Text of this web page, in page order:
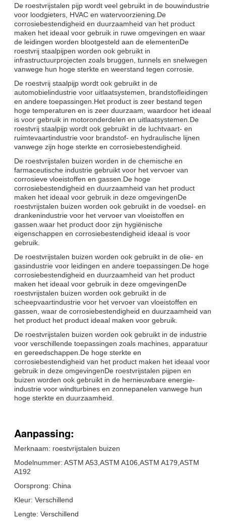
De roestvrijstalen pijp wordt veel gebruikt in de bouwindustrie
voor loodgieters, HVAC en watervoorziening.De
corrosiebestendigheid en duurzaamheid van het product
maken het ideaal voor gebruik in ruwe omgevingen en waar
de leidingen worden blootgesteld aan de elementenDe
roestvrij staalpijpen worden ook gebruikt in
infrastructuurprojecten zoals bruggen, tunnels en snelwegen
vanwege hun hoge sterkte en weerstand tegen corrosie.
De roestvrij staalpijp wordt ook gebruikt in de
automobielindustrie voor uitlaatsystemen, brandstofleidingen
en andere toepassingen.Het product is zeer bestand tegen
hoge temperaturen en is zeer duurzaam, waardoor het ideaal
is voor gebruik in motoronderdelen en uitlaatsystemen.De
roestvrij staalpijp wordt ook gebruikt in de luchtvaart- en
ruimtevaartindustrie voor brandstof- en hydraulische lijnen
vanwege zijn hoge sterkte en corrosiebestendigheid.
De roestvrijstalen buizen worden in de chemische en
farmaceutische industrie gebruikt voor het vervoer van
corrosieve vloeistoffen en gassen.De hoge
corrosiebestendigheid en duurzaamheid van het product
maken het ideaal voor gebruik in deze omgevingenDe
roestvrijstalen buizen worden ook gebruikt in de voedsel- en
drankenindustrie voor het vervoer van vloeistoffen en
gassen.waar het product door zijn hygiënische
eigenschappen en corrosiebestendigheid ideaal is voor
gebruik.
De roestvrijstalen buizen worden ook gebruikt in de olie- en
gasindustrie voor leidingen en andere toepassingen.De hoge
corrosiebestendigheid en duurzaamheid van het product
maken het ideaal voor gebruik in deze omgevingenDe
roestvrijstalen buizen worden ook gebruikt in de
scheepvaartindustrie voor het vervoer van vloeistoffen en
gassen, waar de corrosiebestendigheid en duurzaamheid van
het product het product ideaal maken voor gebruik.
De roestvrijstalen buizen worden ook gebruikt in de industrie
voor verschillende toepassingen zoals machines, apparatuur
en gereedschappen.De hoge sterkte en
corrosiebestendigheid van het product maken het ideaal voor
gebruik in deze omgevingenDe roestvrijstalen pijpen en
buizen worden ook gebruikt in de hernieuwbare energie-
industrie voor windturbines en zonnepanelen vanwege hun
hoge sterkte en duurzaamheid.
Aanpassing:
Merknaam: roestvrijstalen buizen
Modelnummer: ASTM A53,ASTM A106,ASTM A179,ASTM
A192
Oorsprong: China
Kleur: Verschillend
Lengte: Verschillend